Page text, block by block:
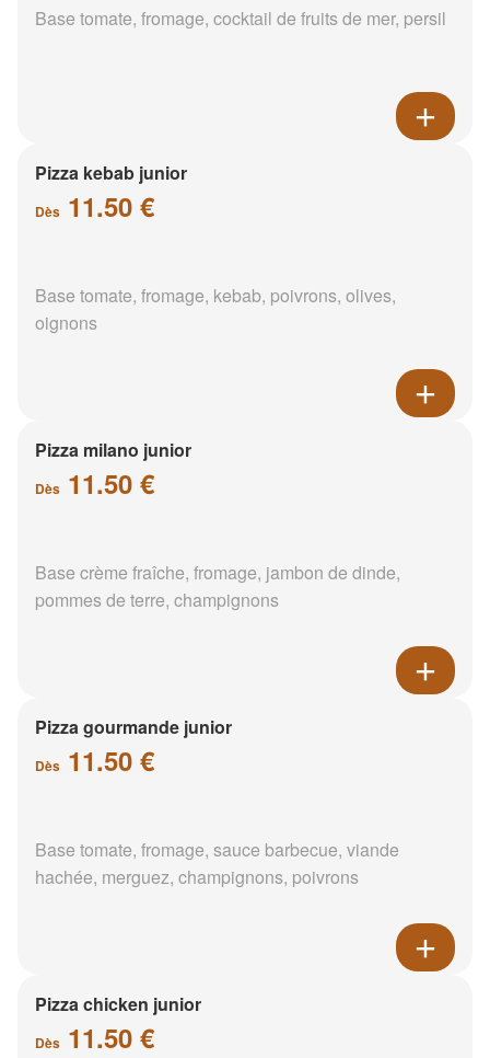
Base tomate, fromage, cocktail de fruits de mer, persil
Pizza kebab junior
Dès 11.50 €
Base tomate, fromage, kebab, poivrons, olives,
oignons
Pizza milano junior
Dès 11.50 €
Base crème fraîche, fromage, jambon de dinde,
pommes de terre, champignons
Pizza gourmande junior
Dès 11.50 €
Base tomate, fromage, sauce barbecue, viande
hachée, merguez, champignons, poivrons
Pizza chicken junior
Dès 11.50 €